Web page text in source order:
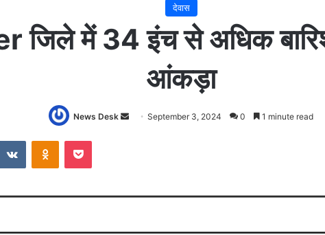
देवास
में 34 इंच से अधिक
आंकड़ा
News Desk
SendSeptember 3, 2024 0 1 minute read
VKontakteOdnoklassniki
Pocket